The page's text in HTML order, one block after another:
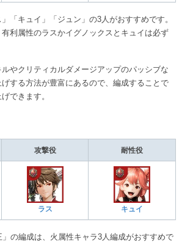
「キュイ」「ジュン」の3人がおすすめです。
利属性のラスかイグノックスとキュイは必ず
やクリティカルダメージアップのパッシブな
する方法が豊富にあるので、編成することで
できます。
攻撃役 耐性役
ラス キュイ
の編成は、火属性キャラ3人編成がおすすめで